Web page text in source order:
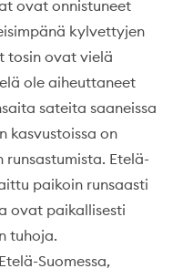
ovat onnistuneet
kylvettyjen
tosin ovat vielä
ole aiheuttaneet
sateita saaneissa
kasvustoissa on
Etelä-
paikoin runsaasti
ovat paikallisesti
tuhoja.
Suomessa,